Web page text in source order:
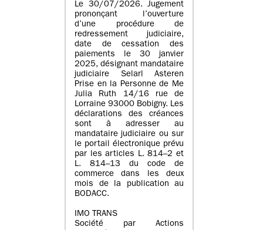
Le 30/07/2026. Jugement
prononçant l’ouverture
d’une procédure de
redressement judiciaire,
date de cessation des
paiements le 30 janvier
2025, désignant mandataire
judiciaire Selarl Asteren
Prise en la Personne de Me
Julia Ruth 14/16 rue de
Lorraine 93000 Bobigny. Les
déclarations des créances
sont à adresser au
mandataire judiciaire ou sur
le portail électronique prévu
par les articles L. 814–2 et
L. 814–13 du code de
commerce dans les deux
mois de la publication au
BODACC.
IMO TRANS
Société par Actions